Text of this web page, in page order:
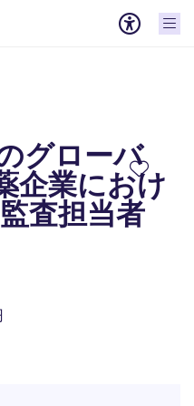
グローバ
企業におけ
査担当者